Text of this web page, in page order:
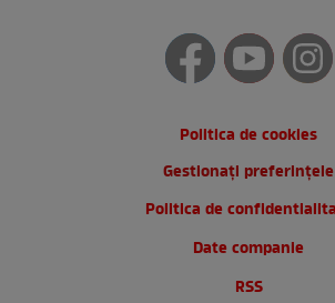
Politica de cookies
Gestionați preferințele
Politica de
Date companie
RSS